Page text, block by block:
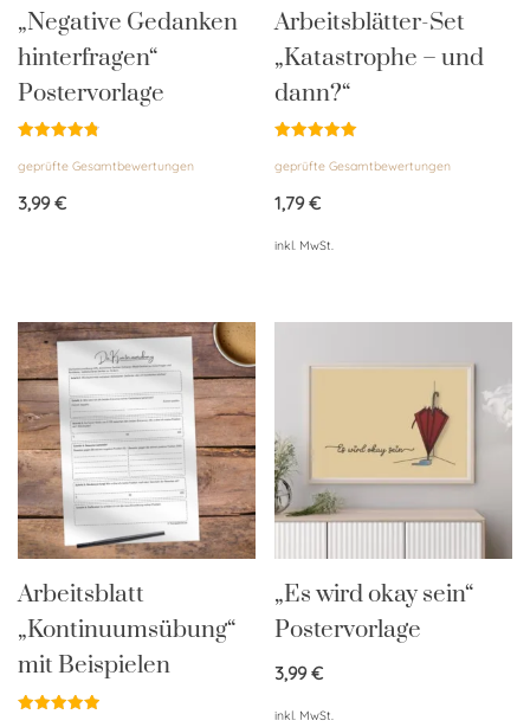
„Negative Gedanken
hinterfragen“
Postervorlage
mit
von 5
geprüfte Gesamtbewertungen
3,99€
Arbeitsblätter-Set
„Katastrophe – und
dann?“
mit
von 5
geprüfte Gesamtbewertungen
1,79€
inkl. MwSt.
Arbeitsblatt
„Kontinuumsübung“
mit Beispielen
„Es wird okay sein“
Postervorlage
3,99€
inkl. MwSt.